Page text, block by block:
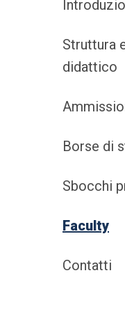
Struttura
didattico
Borse di
Sbocchi
Faculty
Contatti